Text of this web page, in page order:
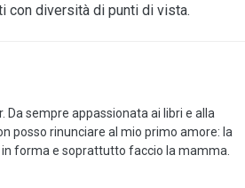
con diversità di punti di vista.
sempre appassionata ai libri e alla
posso rinunciare al mio primo amore: la
forma e soprattutto faccio la mamma.